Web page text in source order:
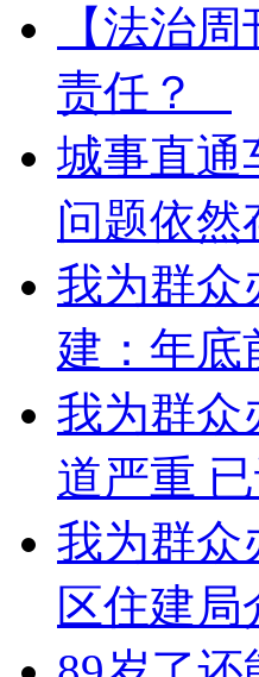
【法治
责任？
城事直通
问题依然
我为群众
建：年底
我为群众
道严重
我为群众
区住建局